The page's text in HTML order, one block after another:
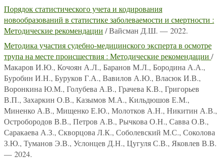
Порядок статистического учета и кодирования
новообразований в статистике заболеваемости и смертности :
Методические рекомендации / Вайсман Д.Ш. — 2022.
Методика участия судебно-медицинского эксперта в осмотре
трупа на месте происшествия : Методические рекомендации /
Макаров И.Ю., Кочоян А.Л., Баранов М.Л., Бородина А.А.,
Буробин И.Н., Буруков Г.А., Вавилов А.Ю., Власюк И.В.,
Воронкина Ю.М., Голубева А.В., Грачева К.В., Григорьев
В.П., Захаркин О.В., Казымов М.А., Кильдюшов Е.М.,
Миненко А.В., Мищенко Е.Ю., Молотков А.Н., Никитин А.В.,
Остробородов В.В., Петров А.В., Рычкова О.Н., Савва О.В.,
Саракаева А.З., Скворцова Л.К., Соболевский М.С., Соколова
З.Ю., Туманов Э.В., Услонцев Д.Н., Цугуля С.В., Яковлев В.В.
— 2024.